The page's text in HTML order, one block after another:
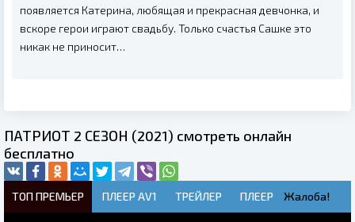
появляется Катерина, любящая и прекрасная девчонка, и
вскоре герои играют свадьбу. Только счастья Сашке это
никак не приносит…
ПАТРИОТ 2 СЕЗОН (2021) смотреть онлайн
бесплатно
ТОП ПРЕМЬЕР ПЛЕЕР AV1 ТРЕЙЛЕР ПЛЕЕР Жалоба!